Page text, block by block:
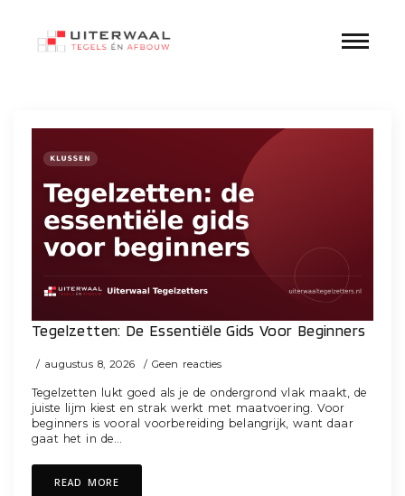
Categorie:Klussen
Tegelzetten: De Essentiële Gids Voor Beginners
augustus 8, 2026 Geen reacties
Tegelzetten lukt goed als je de ondergrond vlak maakt, de
juiste lijm kiest en strak werkt met maatvoering. Voor
beginners is vooral voorbereiding belangrijk, want daar
gaat het in de…
READ MORE